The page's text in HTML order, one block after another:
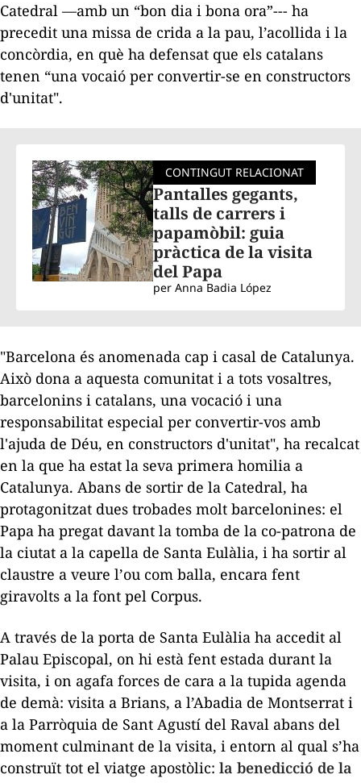
Catedral —amb un “bon dia i bona ora”--- ha
precedit una missa de crida a la pau, l’acollida i la
concòrdia, en què ha defensat que els catalans
tenen “una vocaió per convertir-se en constructors
d'unitat".
CONTINGUT RELACIONAT
Pantalles gegants,
talls de carrers i
papamòbil: guia
pràctica de la visita
del Papa
per Anna Badia López
"Barcelona és anomenada cap i casal de Catalunya.
Això dona a aquesta comunitat i a tots vosaltres,
barcelonins i catalans, una vocació i una
responsabilitat especial per convertir-vos amb
l'ajuda de Déu, en constructors d'unitat", ha recalcat
en la que ha estat la seva primera homilia a
Catalunya. Abans de sortir de la Catedral, ha
protagonitzat dues trobades molt barcelonines: el
Papa ha pregat davant la tomba de la co-patrona de
la ciutat a la capella de Santa Eulàlia, i ha sortir al
claustre a veure l’ou com balla, encara fent
giravolts a la font pel Corpus.
A través de la porta de Santa Eulàlia ha accedit al
Palau Episcopal, on hi està fent estada durant la
visita, i on agafa forces de cara a la tupida agenda
de demà: visita a Brians, a l’Abadia de Montserrat i
a la Parròquia de Sant Agustí del Raval abans del
moment culminant de la visita, i entorn al qual s’ha
construït tot el viatge apostòlic: la benedicció de la